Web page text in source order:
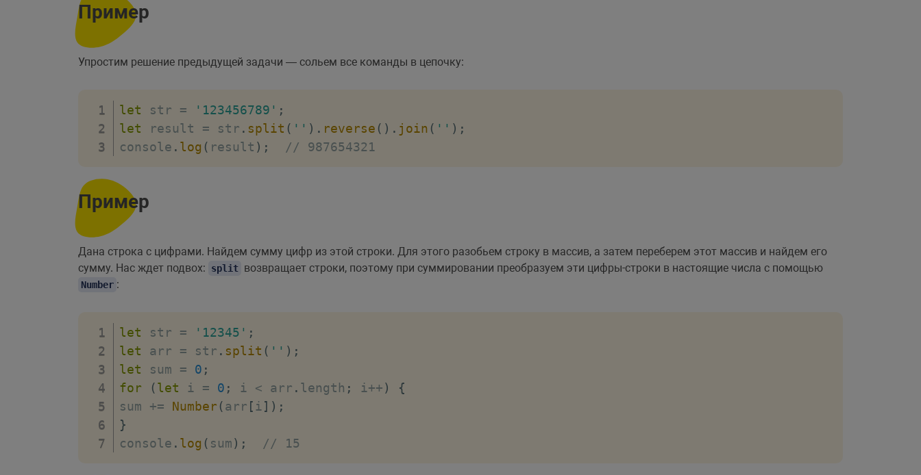
Пример
Упростим решение предыдущей задачи — сольем все команды в цепочку:
let str = '123456789' ;
let result = str . split ( '' ) . reverse ( ) . join ( '' ) ;
console . log ( result ) ; // 987654321
Пример
Дана строка с цифрами. Найдем сумму цифр из этой строки. Для этого разобьем строку в массив, а затем переберем этот массив и найдем его
сумму. Нас ждет подвох:
split возвращает строки, поэтому при суммировании преобразуем эти цифры-строки в настоящие числа с помощью
Number :
let str = '12345' ;
let arr = str . split ( '' ) ;
let sum = 0 ;
for
(let i = 0 ; i < arr . length ; i++)
{
sum += Number (arr [i] ) ;
}
console . log ( sum) ; // 15